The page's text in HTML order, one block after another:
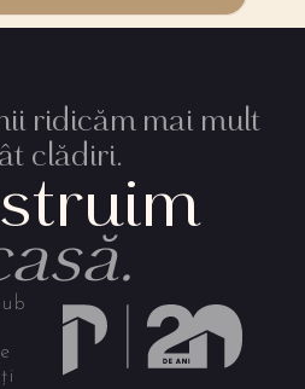
ridicăm mai mult
clădiri.